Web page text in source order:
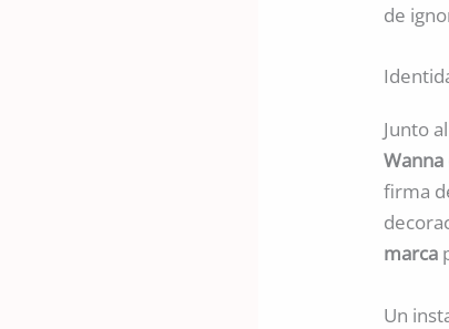
de
Junto
firma
marca
Un